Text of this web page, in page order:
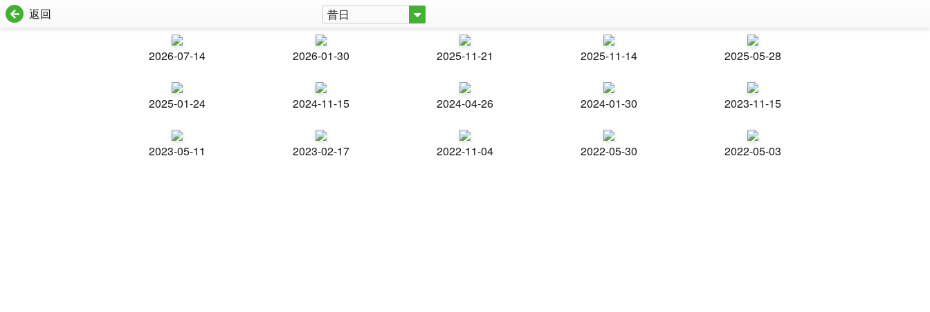
返回 昔日
2026-07-14 2026-01-30 2025-11-21 2025-11-14 2025-05-28
2025-01-24 2024-11-15 2024-04-26 2024-01-30 2023-11-15
2023-05-11 2023-02-17 2022-11-04 2022-05-30 2022-05-03